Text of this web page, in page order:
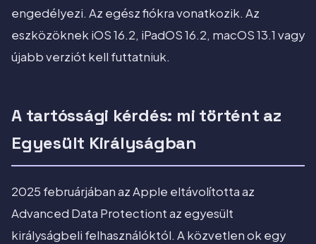
engedélyezi. Az egész fiókra vonatkozik. Az
eszközöknek iOS 16.2, iPadOS 16.2, macOS 13.1 vagy
újabb verziót kell futtatniuk.
A tartóssági kérdés: mi történt az
Egyesült Királyságban
2025 februárjában az Apple eltávolította az
Advanced Data Protectiont az egyesült
királyságbeli felhasználóktól. A közvetlen ok egy